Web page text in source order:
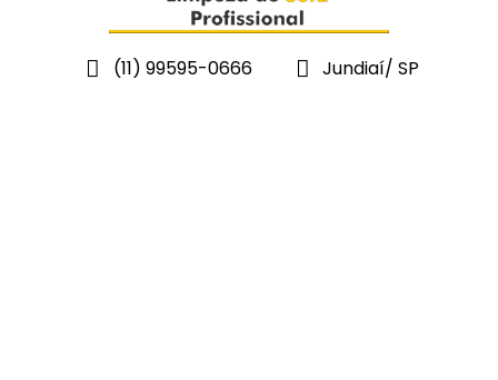
(11) 99595-0666 Jundiaí/ SP